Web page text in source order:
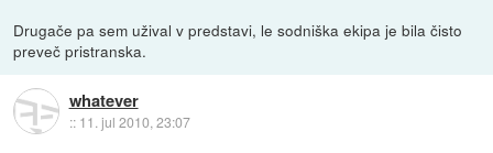
Drugače pa sem užival v predstavi, le sodniška ekipa je bila čisto
preveč pristranska.
whatever
:: 11. jul 2010, 23:07